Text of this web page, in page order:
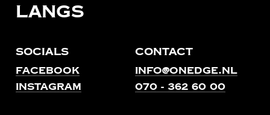
langs
Socials
Facebook
Instagram
Contact
info@onedge.nl
070 - 362 60 00